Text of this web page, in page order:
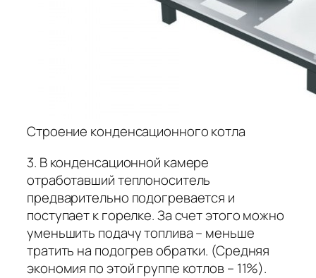
Строение конденсационного котла
3. В конденсационной камере
отработавший теплоноситель
предварительно подогревается и
поступает к горелке. За счет этого можно
уменьшить подачу топлива – меньше
тратить на подогрев обратки. (Средняя
экономия по этой группе котлов – 11%).